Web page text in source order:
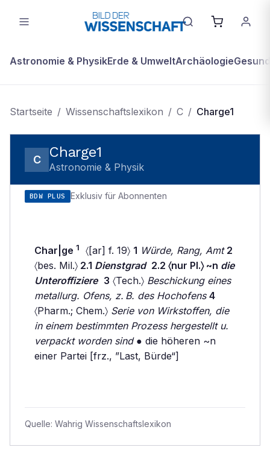
Astronomie & PhysikErde & UmweltArchäologie
Startseite / Wissenschaftslexikon / C / Charge1
C Charge1
Astronomie & Physik
BDW PLUS Exklusiv für Abonnenten
Char|ge 1 〈[ar] f. 19〉 1 Würde, Rang, Amt 2
〈bes. Mil.〉 2.1 Dienstgrad 2.2 〈nur Pl.〉 ~n die
Unteroffiziere 3 〈Tech.〉 Beschickung eines
metallurg. Ofens, z. B. des Hochofens 4
〈Pharm.; Chem.〉 Serie von Wirkstoffen, die
in einem bestimmten Prozess hergestellt u.
verpackt worden sind● die höheren ~n
einer Partei [frz., ”Last, Bürde“]
Quelle: Wahrig Wissenschaftslexikon